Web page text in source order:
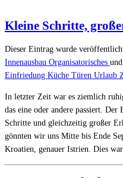
Kleine Schritte,
Dieser Eintrag wurde
Innenausbau Organisatorisches
Einfriedung Küche Türen Urlaub
In letzter Zeit war es ziemlich
das eine oder andere passiert.
Schritte und gleichzeitig großer
gönnten wir uns Mitte bis Ende
Kroatien, genauer Istrien. Dies